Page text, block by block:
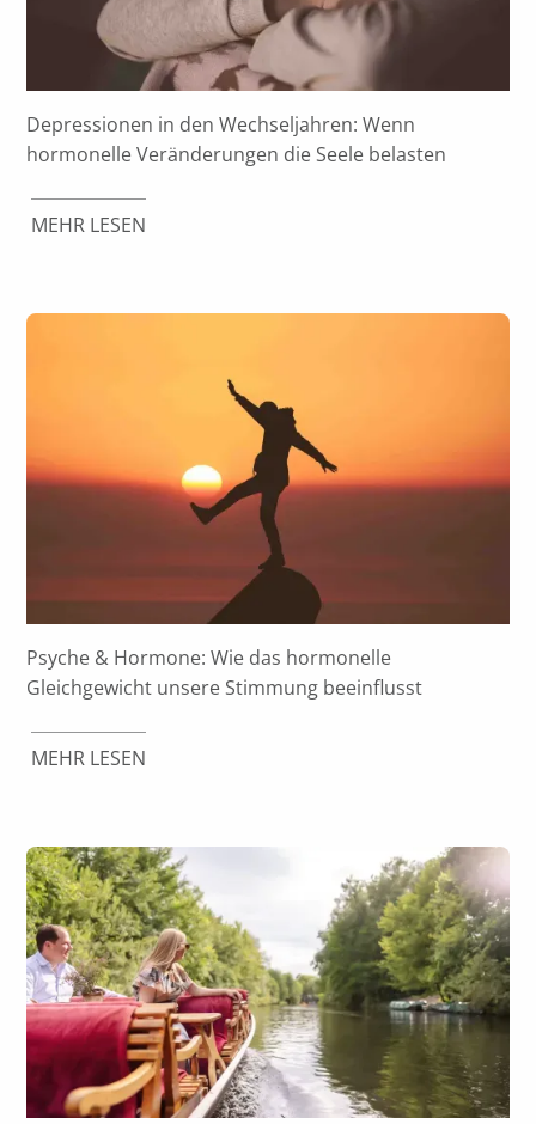
Depressionen in den Wechseljahren: Wenn
hormonelle Veränderungen die Seele belasten
MEHR LESEN
Psyche & Hormone: Wie das hormonelle
Gleichgewicht unsere Stimmung beeinflusst
MEHR LESEN